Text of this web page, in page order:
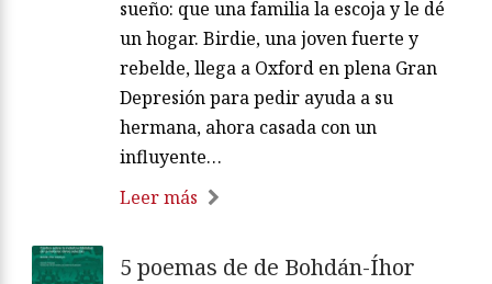
sueño: que una familia la escoja y le dé
un hogar. Birdie, una joven fuerte y
rebelde, llega a Oxford en plena Gran
Depresión para pedir ayuda a su
hermana, ahora casada con un
influyente…
Leer más
5 poemas de de Bohdán-Íhor